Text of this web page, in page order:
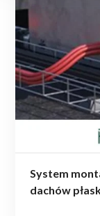
System
dachów